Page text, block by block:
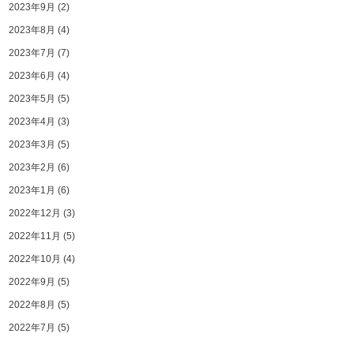
2023年9月 (2)
2023年8月 (4)
2023年7月 (7)
2023年6月 (4)
2023年5月 (5)
2023年4月 (3)
2023年3月 (5)
2023年2月 (6)
2023年1月 (6)
2022年12月 (3)
2022年11月 (5)
2022年10月 (4)
2022年9月 (5)
2022年8月 (5)
2022年7月 (5)